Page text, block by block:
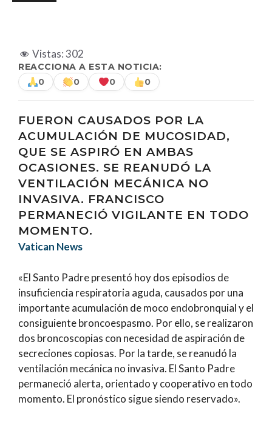
Vistas:302
REACCIONA A ESTA NOTICIA:
0
0 0 0
FUERON CAUSADOS POR LA
ACUMULACIÓN DE MUCOSIDAD,
QUE SE ASPIRÓ EN AMBAS
OCASIONES. SE REANUDÓ LA
VENTILACIÓN MECÁNICA NO
INVASIVA. FRANCISCO
PERMANECIÓ VIGILANTE EN TODO
MOMENTO.
Vatican News
«El Santo Padre presentó hoy dos episodios de
insuficiencia respiratoria aguda, causados por una
importante acumulación de moco endobronquial y el
consiguiente broncoespasmo. Por ello, se realizaron
dos broncoscopias con necesidad de aspiración de
secreciones copiosas. Por la tarde, se reanudó la
ventilación mecánica no invasiva. El Santo Padre
permaneció alerta, orientado y cooperativo en todo
momento. El pronóstico sigue siendo reservado».